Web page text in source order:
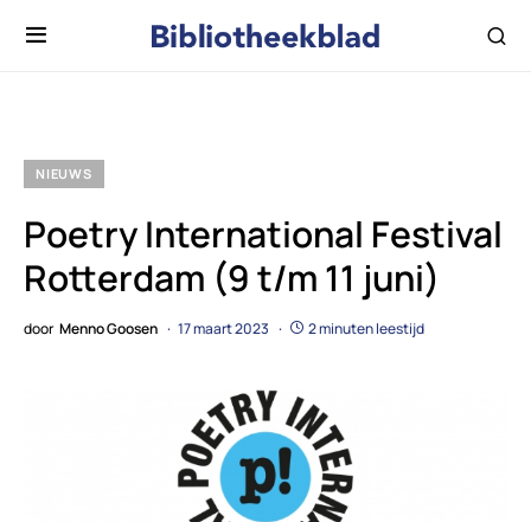
NIEUWS
Poetry International Festival
Rotterdam (9 t/m 11 juni)
door Menno Goosen 17 maart 2023 2 minuten leestijd